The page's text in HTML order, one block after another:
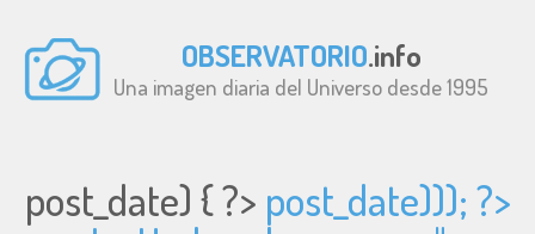
OBSERVATORIO.info
Una imagen diaria del Universo desde 1995
post_date) { ?> post_date))); ?>